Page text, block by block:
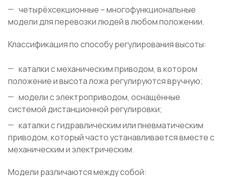
четырёхсекционные – многофункциональные
модели для перевозки людей в любом положении.
Классификация по способу регулирования высоты:
каталки с механическим приводом, в котором
положение и высота ложа регулируются вручную;
модели с электроприводом, оснащённые
системой дистанционной регулировки;
каталки с гидравлическим или пневматическим
приводом, который часто устанавливается вместе с
механическим и электрическим.
Модели различаются между собой: